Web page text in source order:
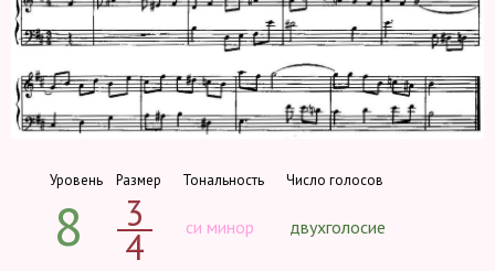
Уровень
8
Размер
3
4
Тональность
си минор
Число голосов
двухголосие